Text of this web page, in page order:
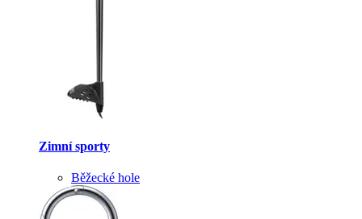
Zimní sporty
Běžecké hole